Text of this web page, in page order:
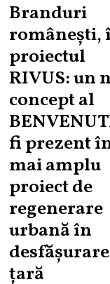
Branduri
românești,
proiectul
RIVUS: un
concept al
fi prezent
mai amplu
proiect de
regenerare
urbană în
țară